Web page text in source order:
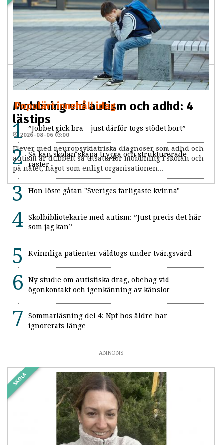
2026-08-07 03:00 PREMIUM
Forskare vid Linköpings universitet undersöker vilket
stöd som personer med autism och adhd får i
arbetslivet, och hur de upplever det. Nya studier...
Mobbning vid autism och adhd: 4
lästips
2026-08-06 03:00
Elever med neuropsykiatriska diagnoser som adhd och
autism är dubbelt så utsatta för mobbning i skolan och
på nätet, något som enligt organisationen...
Populärt innehåll idag
”Jobbet gick bra – just därför togs stödet bort”
Så kan skolan skapa trygga och strukturerade
raster
Hon löste gåtan "Sveriges farligaste kvinna"
Skolbibliotekarie med autism: ”Just precis det här
som jag kan”
Kvinnliga patienter våldtogs under tvångsvård
Ny studie om autistiska drag, obehag vid
ögonkontakt och igenkänning av känslor
Sommarläsning del 4: Npf hos äldre har
ignorerats länge
ANNONS
SKOLA